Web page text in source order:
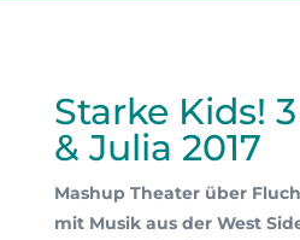
Starke Kids!
& Julia 2017
Mashup Theater über
mit Musik aus der West